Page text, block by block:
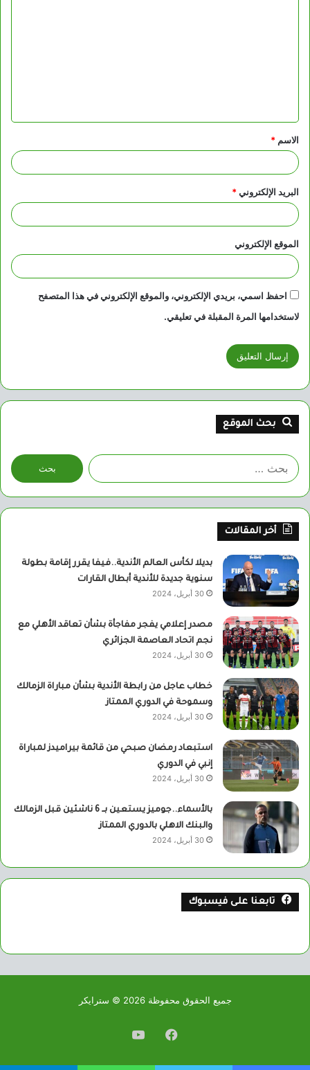
ق
*
الاسم *
البريد الإلكتروني*
الموقع الإلكتروني
احفظ اسمي، بريدي الإلكتروني، والموقع الإلكتروني في هذا المتصفح
لاستخدامها المرة المقبلة في تعليقي.
بحث الموقع
البحث
عن:
أخر المقالات
بديلا لكأس العالم الأندية..فيفا يقرر إقامة بطولة
سنوية جديدة للأندية أبطال القارات
30 أبريل، 2024
مصدر إعلامي يفجر مفاجأة بشأن تعاقد الأهلي مع
نجم اتحاد العاصمة الجزائري
30 أبريل، 2024
خطاب عاجل من رابطة الأندية بشأن مباراة الزمالك
وسموحة في الدوري الممتاز
30 أبريل، 2024
استبعاد رمضان صبحي من قائمة بيراميدز لمباراة
إنبي في الدوري
30 أبريل، 2024
بالأسماء..جوميز يستعين بــ 6 ناشئين قبل الزمالك
والبنك الاهلي بالدوري الممتاز
30 أبريل، 2024
تابعنا على فيسبوك
جميع الحقوق محفوظة 2026 © سترايكر
فيسبوكيوتيوب